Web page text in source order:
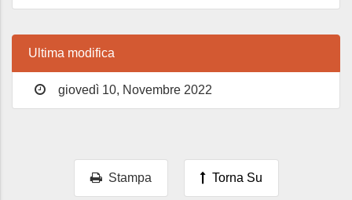
Ultima modifica
giovedì 10, Novembre 2022
Stampa Torna Su